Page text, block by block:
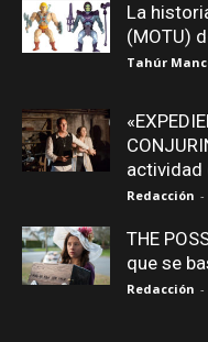
La
(MOTU)
Tahúr
actividad
Redacción -
THE
que se
Redacción -